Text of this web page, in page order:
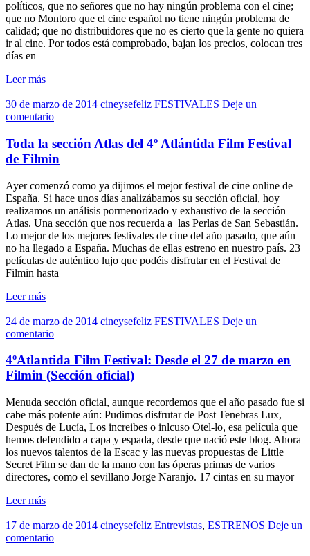
políticos, que no señores que no hay ningún problema con el cine;
que no Montoro que el cine español no tiene ningún problema de
calidad; que no distribuidores que no es cierto que la gente no quiera
ir al cine. Por todos está comprobado, bajan los precios, colocan tres
días en
Leer más
30 de marzo de 2014 cineysefeliz FESTIVALES Deje un
comentario
Toda la sección Atlas del 4º Atlántida Film Festival
de Filmin
Ayer comenzó como ya dijimos el mejor festival de cine online de
España. Si hace unos días analizábamos su sección oficial, hoy
realizamos un análisis pormenorizado y exhaustivo de la sección
Atlas. Una sección que nos recuerda a las Perlas de San Sebastián.
Lo mejor de los mejores festivales de cine del año pasado, que aún
no ha llegado a España. Muchas de ellas estreno en nuestro país. 23
películas de auténtico lujo que podéis disfrutar en el Festival de
Filmin hasta
Leer más
24 de marzo de 2014 cineysefeliz FESTIVALES Deje un
comentario
4ºAtlantida Film Festival: Desde el 27 de marzo en
Filmin (Sección oficial)
Menuda sección oficial, aunque recordemos que el año pasado fue si
cabe más potente aún: Pudimos disfrutar de Post Tenebras Lux,
Después de Lucía, Los increibes o inlcuso Otel-lo, esa película que
hemos defendido a capa y espada, desde que nació este blog. Ahora
los nuevos talentos de la Escac y las nuevas propuestas de Little
Secret Film se dan de la mano con las óperas primas de varios
directores, como el sevillano Jorge Naranjo. 17 cintas en su mayor
Leer más
17 de marzo de 2014 cineysefeliz Entrevistas, ESTRENOS Deje un
comentario